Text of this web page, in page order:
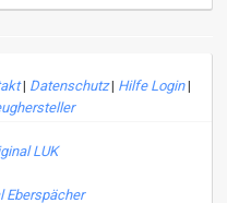
| Datenschutz| Hilfe Login|